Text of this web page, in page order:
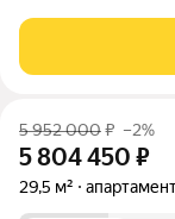
учитывают все
5 952 000₽ –2%
5 804 450 ₽
29,5 м²